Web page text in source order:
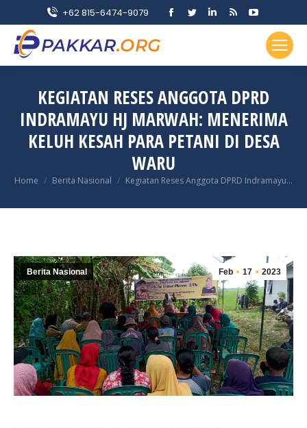
+62 815-6474-9079
Facebook
in
window
Twitter
in
window
Linkedin
in
window
Rss
opens
in
window
YouTube
page
opens
in
window
KEGIATAN RESES ANGGOTA DPRD
INDRAMAYU HJ MARWAH: MENERIMA
KELUH KESAH PARA PETANI DI DESA
WARU
You are here:
Home Berita Nasional Kegiatan Reses Anggota DPRD Indramayu…
Feb 17 2023
Berita Nasional